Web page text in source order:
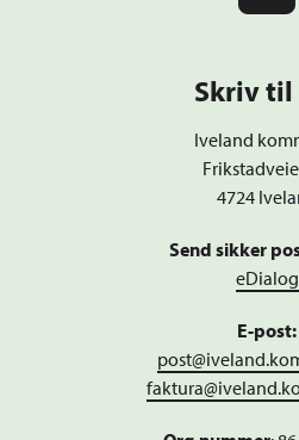
Skriv til
Iveland
4724
Send sikker
eDialog
E-post: